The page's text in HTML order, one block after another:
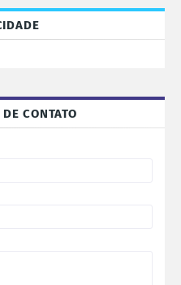
CONTATO